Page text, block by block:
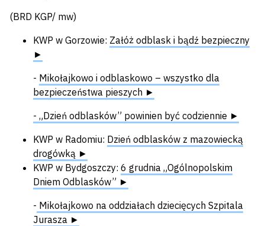
(BRD KGP/ mw)
KWP w Gorzowie: Załóż odblask i bądź bezpieczny
►
- Mikołajkowo i odblaskowo – wszystko dla
bezpieczeństwa pieszych ►
- „Dzień odblasków” powinien być codziennie ►
KWP w Radomiu: Dzień odblasków z mazowiecką
drogówką ►
KWP w Bydgoszczy: 6 grudnia „Ogólnopolskim
Dniem Odblasków” ►
- Mikołajkowo na oddziałach dziecięcych Szpitala
Jurasza ►